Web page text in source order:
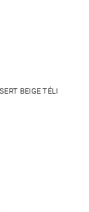
BEIGE TÉLI